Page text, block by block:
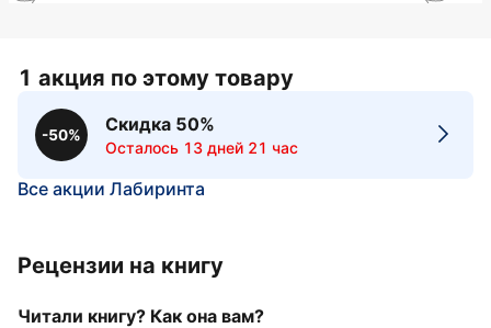
1 акция по этому товару
-50%
Скидка 50%
Осталось 13 дней 21 час
Все акции Лабиринта
Рецензии на книгу
Читали книгу? Как она вам?